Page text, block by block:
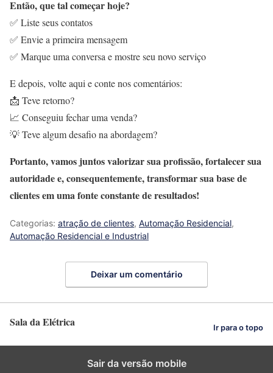
Então, que tal começar hoje?
✅ Liste seus contatos
✅ Envie a primeira mensagem
✅ Marque uma conversa e mostre seu novo serviço
E depois, volte aqui e conte nos comentários:
📩 Teve retorno?
📈 Conseguiu fechar uma venda?
💡 Teve algum desafio na abordagem?
Portanto, vamos juntos valorizar sua profissão, fortalecer sua
autoridade e, consequentemente, transformar sua base de
clientes em uma fonte constante de resultados!
Categorias: atração de clientes, Automação Residencial,
Automação Residencial e Industrial
Deixar um comentário
Sala da Elétrica Ir para o topo
Sair da versão mobile